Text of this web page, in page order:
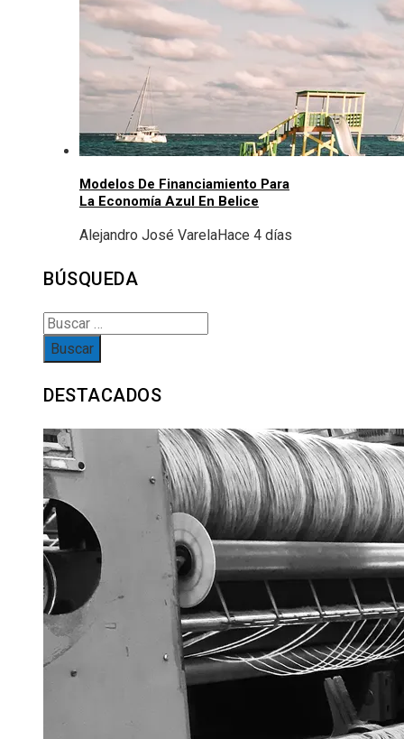
Modelos De Financiamiento Para
La Economía Azul En Belice
Alejandro José VarelaHace 4 días
BÚSQUEDA
Buscar:
DESTACADOS